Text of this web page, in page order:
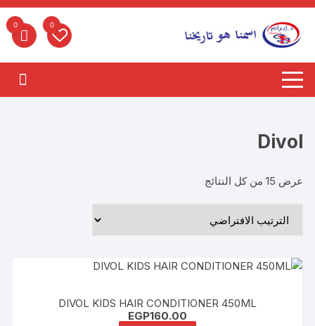
التجاوز
المحتوى
0
0
Divol
عرض ⁦15⁩ من كل النتائج
DIVOL KIDS HAIR CONDITIONER 450ML
EGP160.00